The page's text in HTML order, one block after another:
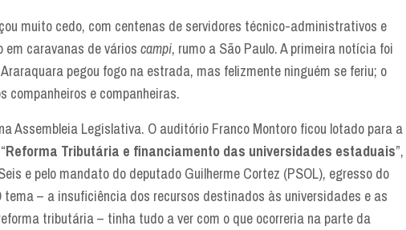
muito cedo, com centenas de servidores técnico-administrativos e
caravanas de vários campi, rumo a São Paulo. A primeira notícia foi
pegou fogo na estrada, mas felizmente ninguém se feriu; o
companheiros e companheiras.
Assembleia Legislativa. O auditório Franco Montoro ficou lotado para a
Reforma Tributária e financiamento das universidades estaduais”,
e pelo mandato do deputado Guilherme Cortez (PSOL), egresso do
tema – a insuficiência dos recursos destinados às universidades e as
tributária – tinha tudo a ver com o que ocorreria na parte da